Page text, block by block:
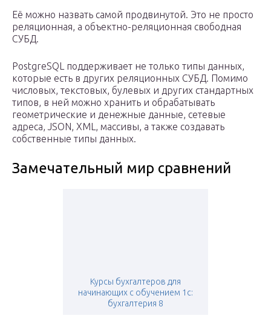
Её можно назвать самой продвинутой. Это не просто
реляционная, а объектно-реляционная свободная
СУБД.
PostgreSQL поддерживает не только типы данных,
которые есть в других реляционных СУБД. Помимо
числовых, текстовых, булевых и других стандартных
типов, в ней можно хранить и обрабатывать
геометрические и денежные данные, сетевые
адреса, JSON, XML, массивы, а также создавать
собственные типы данных.
Замечательный мир сравнений
Курсы бухгалтеров для
начинающих с обучением 1с:
бухгалтерия 8